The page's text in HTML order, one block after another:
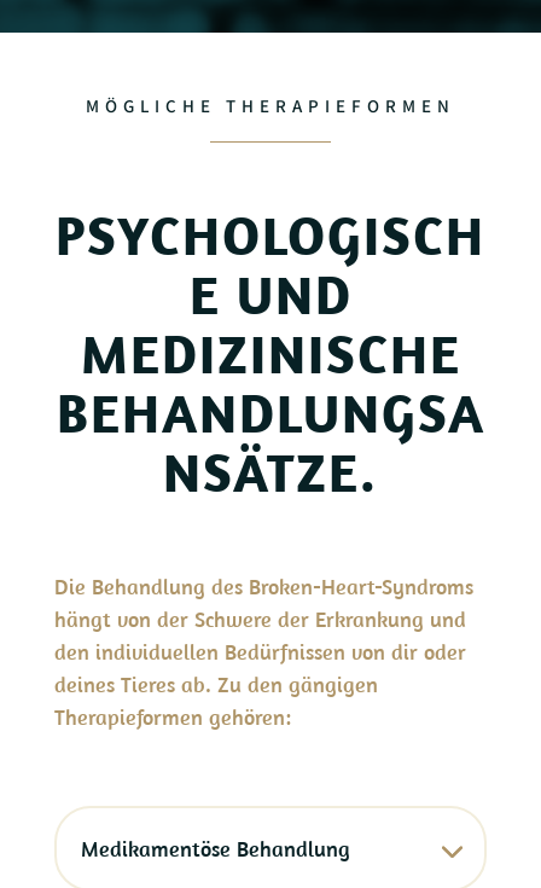
MÖGLICHE THERAPIEFORMEN
PSYCHOLOGISCH
E UND
MEDIZINISCHE
BEHANDLUNGSA
NSÄTZE.
Die Behandlung des Broken-Heart-Syndroms
hängt von der Schwere der Erkrankung und
den individuellen Bedürfnissen von dir oder
deines Tieres ab. Zu den gängigen
Therapieformen gehören:
Medikamentöse Behandlung